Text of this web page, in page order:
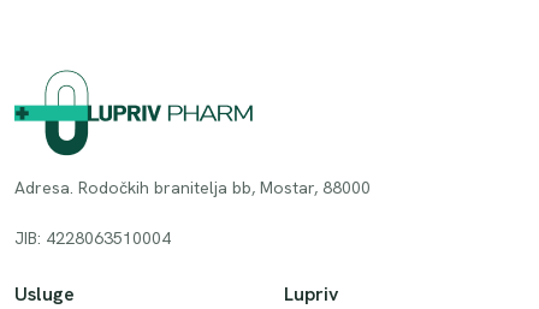
Adresa. Rodočkih branitelja bb, Mostar, 88000
JIB: 4228063510004
Usluge Lupriv